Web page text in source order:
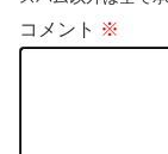
コメント ※